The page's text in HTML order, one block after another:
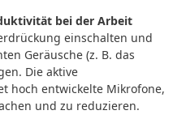
bei der Arbeit
einschalten und
Geräusche (z. B. das
Die aktive
hoch entwickelte Mikrofone,
und zu reduzieren.